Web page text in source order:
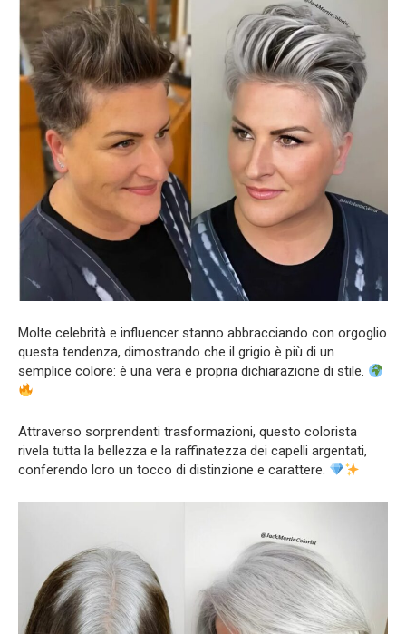
Molte celebrità e influencer stanno abbracciando con orgoglio
questa tendenza, dimostrando che il grigio è più di un
semplice colore: è una vera e propria dichiarazione di stile.
Attraverso sorprendenti trasformazioni, questo colorista
rivela tutta la bellezza e la raffinatezza dei capelli argentati,
conferendo loro un tocco di distinzione e carattere.